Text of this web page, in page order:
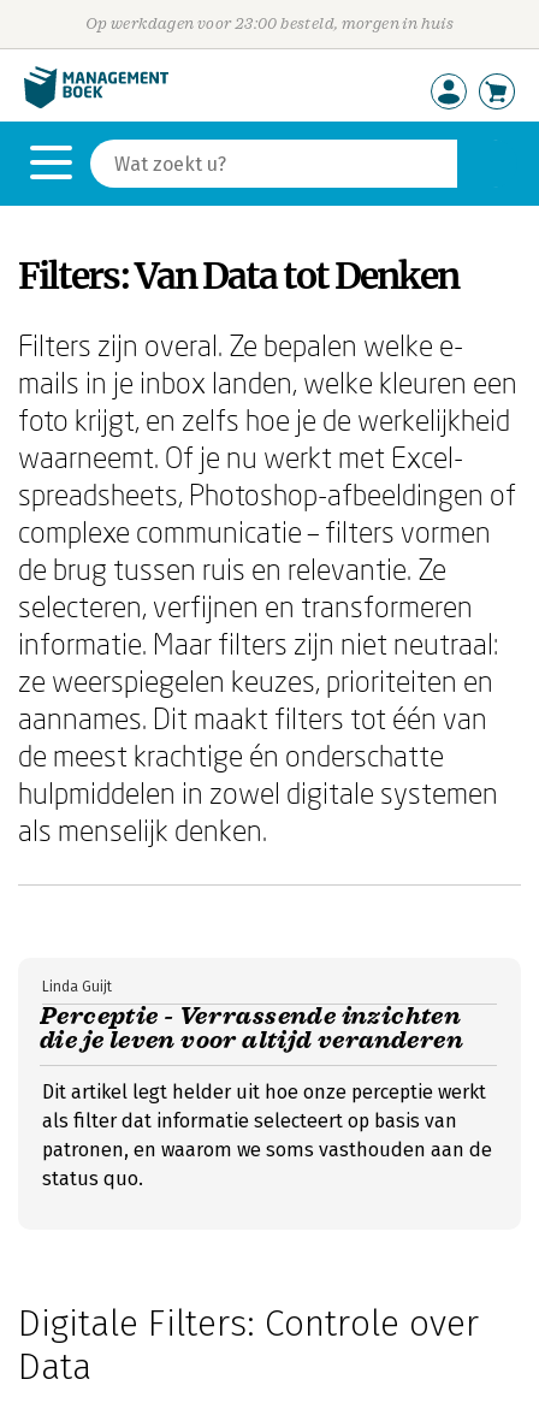
Op werkdagen voor 23:00 besteld, morgen in huis
Filters: Van Data tot Denken
Filters zijn overal. Ze bepalen welke e-
mails in je inbox landen, welke kleuren een
foto krijgt, en zelfs hoe je de werkelijkheid
waarneemt. Of je nu werkt met Excel-
spreadsheets, Photoshop-afbeeldingen of
complexe communicatie – filters vormen
de brug tussen ruis en relevantie. Ze
selecteren, verfijnen en transformeren
informatie. Maar filters zijn niet neutraal:
ze weerspiegelen keuzes, prioriteiten en
aannames. Dit maakt filters tot één van
de meest krachtige én onderschatte
hulpmiddelen in zowel digitale systemen
als menselijk denken.
Perceptie - Verrassende inzichten
die je leven voor altijd veranderen
Linda Guijt
Dit artikel legt helder uit hoe onze perceptie werkt
als filter dat informatie selecteert op basis van
patronen, en waarom we soms vasthouden aan de
status quo.
Digitale Filters: Controle over
Data